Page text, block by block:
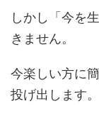
しかし「今を
きません。
今楽しい方に
投げ出します。